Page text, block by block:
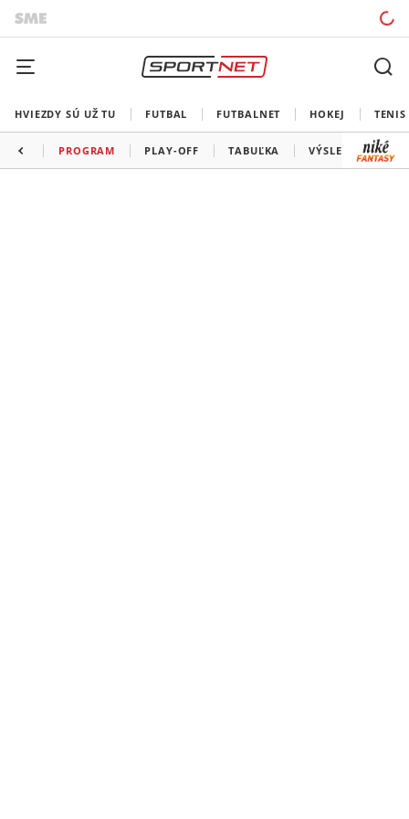
HVIEZDY SÚ UŽ TU FUTBAL FUTBALNET HOKEJ TENIS
PROGRAM PLAY-OFF TABUĽKA VÝSLEDKY